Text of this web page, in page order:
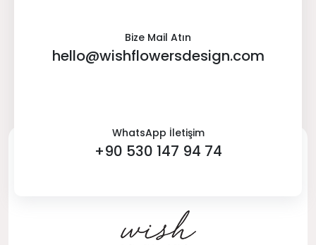
Bize Mail Atın
hello@wishflowersdesign.com
WhatsApp İletişim
+90 530 147 94 74